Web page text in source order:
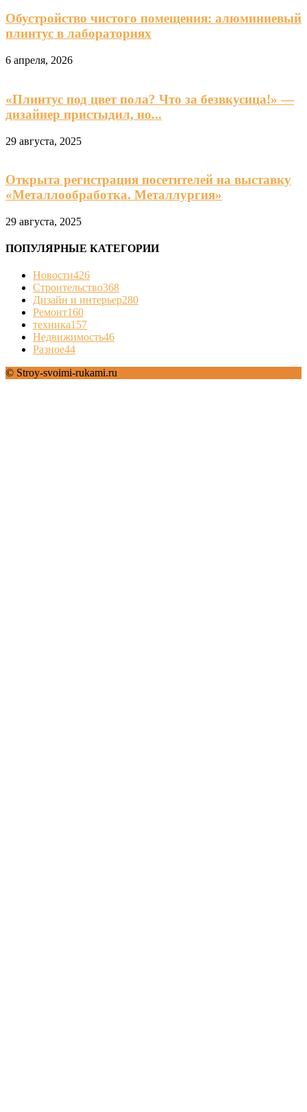
Обустройство чистого помещения: алюминиевый
плинтус в лабораториях
6 апреля, 2026
«Плинтус под цвет пола? Что за безвкусица!» —
дизайнер пристыдил, но...
29 августа, 2025
Открыта регистрация посетителей на выставку
«Металлообработка. Металлургия»
29 августа, 2025
ПОПУЛЯРНЫЕ КАТЕГОРИИ
Новости426
Строительство368
Дизайн и интерьер280
Ремонт160
техника157
Недвижимость46
Разное44
© Stroy-svoimi-rukami.ru